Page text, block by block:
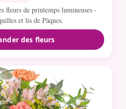
fleurs de printemps lumineuses -
et lis de Pâques.
des fleurs